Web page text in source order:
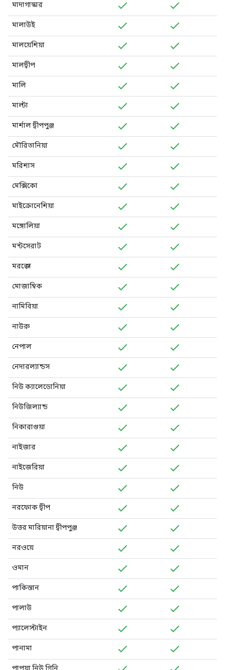
মাদাগাস্কার
মালাউই
মালয়েশিয়া
মালদ্বীপ
মালি
মাল্টা
মার্শাল দ্বীপপুঞ্জ
মৌরিতানিয়া
মরিশাস
মেক্সিকো
মাইক্রোনেশিয়া
মঙ্গোলিয়া
মন্টসেরাট
মরক্কো
মোজাম্বিক
নামিবিয়া
নাউরু
নেপাল
নেদারল্যান্ডস
নিউ ক্যালেডোনিয়া
নিউজিল্যান্ড
নিকারাগুয়া
নাইজার
নাইজেরিয়া
নিউ
নরফোক দ্বীপ
উত্তর মারিয়ানা দ্বীপপুঞ্জ
নরওয়ে
ওমান
পাকিস্তান
পালাউ
প্যালেস্টাইন
পানামা
পাপুয়া নিউ গিনি